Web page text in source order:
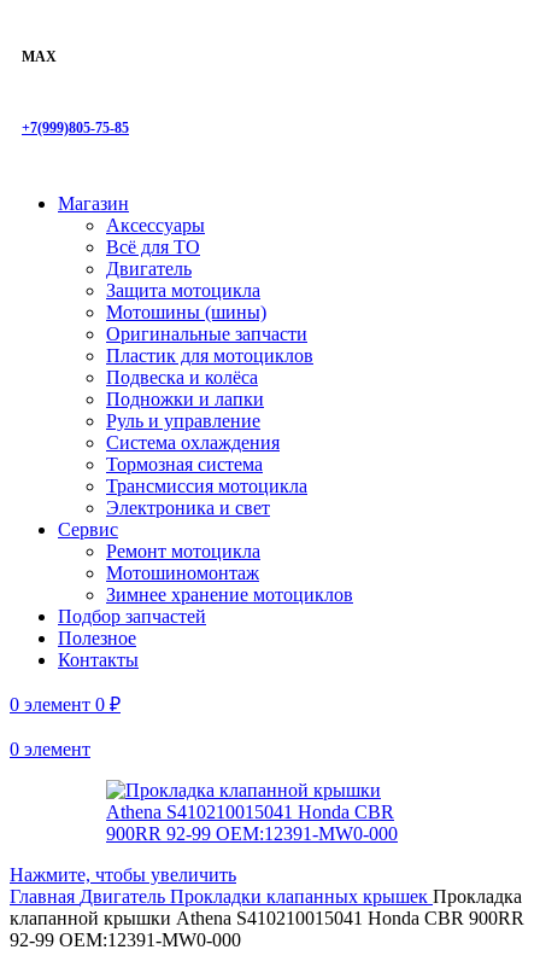
MAX
+7(999)805-75-85
Магазин
Аксессуары
Всё для ТО
Двигатель
Защита мотоцикла
Мотошины (шины)
Оригинальные запчасти
Пластик для мотоциклов
Подвеска и колёса
Подножки и лапки
Руль и управление
Система охлаждения
Тормозная система
Трансмиссия мотоцикла
Электроника и свет
Сервис
Ремонт мотоцикла
Мотошиномонтаж
Зимнее хранение мотоциклов
Подбор запчастей
Полезное
Контакты
0 элемент 0 ₽
0 элемент
Нажмите, чтобы увеличить
Главная Двигатель Прокладки клапанных крышек Прокладка
клапанной крышки Athena S410210015041 Honda CBR 900RR
92-99 OEM:12391-MW0-000